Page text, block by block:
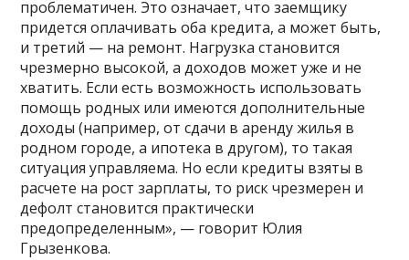
проблематичен. Это означает, что заемщику
придется оплачивать оба кредита, а может быть,
и третий — на ремонт. Нагрузка становится
чрезмерно высокой, а доходов может уже и не
хватить. Если есть возможность использовать
помощь родных или имеются дополнительные
доходы (например, от сдачи в аренду жилья в
родном городе, а ипотека в другом), то такая
ситуация управляема. Но если кредиты взяты в
расчете на рост зарплаты, то риск чрезмерен и
дефолт становится практически
предопределенным», — говорит Юлия
Грызенкова.